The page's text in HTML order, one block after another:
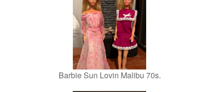
Barbie Sun Lovin Malibu 70s.